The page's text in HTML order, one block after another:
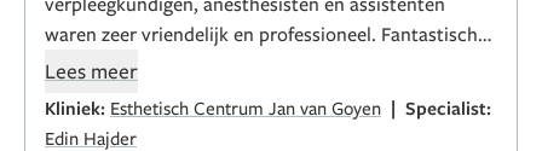
waren zeer vriendelijk en professioneel. Fantastisch
geholpen door E. Hajder, zijn gemeende interesse en
waardering voor het vak zorgde voor deze positieve
ervaring.
Lees meer
Kliniek: Esthetisch Centrum Jan van Goyen | Specialist:
Edin Hajder